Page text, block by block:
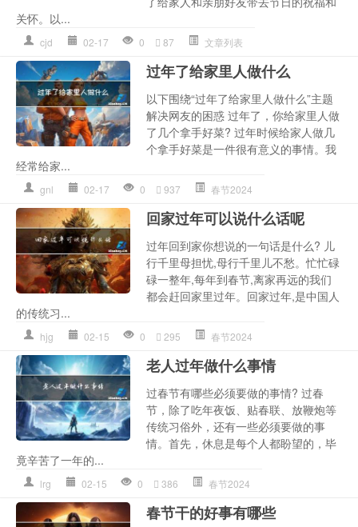
关怀。以...
cjd 02-17 0 87 文章列表
过年了给家里人做什么
以下围绕“过年了给家里人做什么”主题
解决网友的困惑 过年了，你给家里人做
了几个拿手好菜? 过年时候给家人做几
个拿手好菜是一件很有意义的事情。我
经常给家...
gnl 02-17 0 937 春节2024
回家过年可以说什么话呢
过年回到家你想说的一句话是什么? 儿
行千里母担忧,母行千里儿不愁。忙忙碌
碌一整年,每年到春节,离家再远的我们
都会赶回家里过年。回家过年,是中国人
的传统习...
hjg 02-15 0 295 春节2024
老人过年做什么事情
过春节有哪些必须要做的事情? 过春
节，除了吃年夜饭、贴春联、放鞭炮等
传统习俗外，还有一些必须要做的事
情。首先，休息是每个人都盼望的，毕
竟辛苦了一年的...
lrg 02-15 0 386 春节2024
春节干的好事有哪些